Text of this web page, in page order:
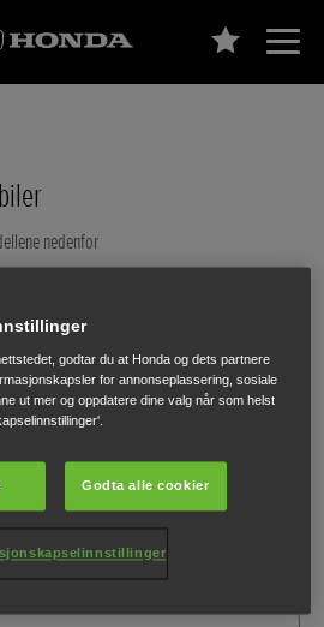
nedenfor
e:Ny1
Elektrisk
Pris fra 259.900,–
Pris fra 749.900,-
godtar du at Honda og dets partnere
for annonseplassering, sosiale
ut mer og oppdatere dine valg når som helst
Godta alle cookier